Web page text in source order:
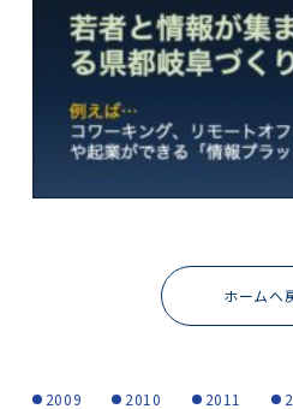
ホームへ
2009 2010 2011